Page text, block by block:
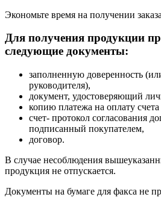
Экономьте время на получении
Для получения продукции
следующие документы:
заполненную доверенность
руководителя),
документ, удостоверяющий
копию платежа на оплату
счет- протокол согласования
подписанный покупателем,
договор.
В случае несоблюдения
продукция не отпускается.
Документы на бумаге для факса не